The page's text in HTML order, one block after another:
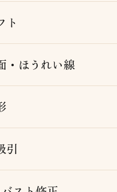
ト
・ほうれい線
引